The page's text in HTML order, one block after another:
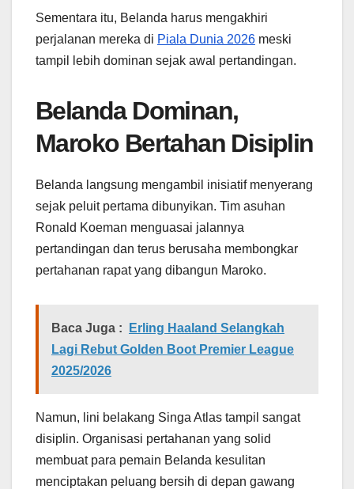
Sementara itu, Belanda harus mengakhiri
perjalanan mereka di Piala Dunia 2026 meski
tampil lebih dominan sejak awal pertandingan.
Belanda Dominan,
Maroko Bertahan Disiplin
Belanda langsung mengambil inisiatif menyerang
sejak peluit pertama dibunyikan. Tim asuhan
Ronald Koeman menguasai jalannya
pertandingan dan terus berusaha membongkar
pertahanan rapat yang dibangun Maroko.
Baca Juga :
Erling Haaland Selangkah
Lagi Rebut Golden Boot Premier League
2025/2026
Namun, lini belakang Singa Atlas tampil sangat
disiplin. Organisasi pertahanan yang solid
membuat para pemain Belanda kesulitan
menciptakan peluang bersih di depan gawang